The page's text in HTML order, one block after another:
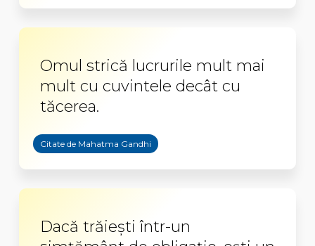
Omul strică lucrurile mult mai
mult cu cuvintele decât cu
tăcerea.
Citate de Mahatma Gandhi
Dacă trăieşti într-un